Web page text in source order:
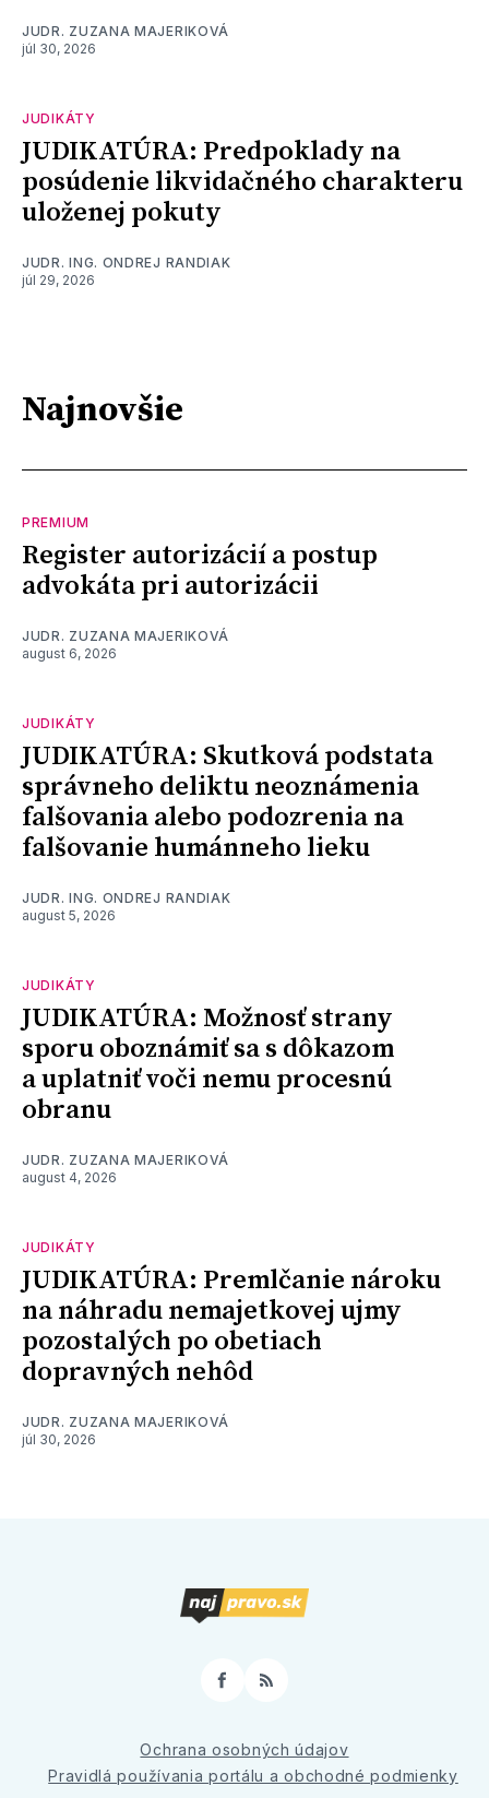
JUDR. ZUZANA MAJERIKOVÁ
júl 30, 2026
JUDIKÁTY
JUDIKATÚRA: Predpoklady na
posúdenie likvidačného charakteru
uloženej pokuty
JUDR. ING. ONDREJ RANDIAK
júl 29, 2026
Najnovšie
PREMIUM
Register autorizácií a postup
advokáta pri autorizácii
JUDR. ZUZANA MAJERIKOVÁ
august 6, 2026
JUDIKÁTY
JUDIKATÚRA: Skutková podstata
správneho deliktu neoznámenia
falšovania alebo podozrenia na
falšovanie humánneho lieku
JUDR. ING. ONDREJ RANDIAK
august 5, 2026
JUDIKÁTY
JUDIKATÚRA: Možnosť strany
sporu oboznámiť sa s dôkazom
a uplatniť voči nemu procesnú
obranu
JUDR. ZUZANA MAJERIKOVÁ
august 4, 2026
JUDIKÁTY
JUDIKATÚRA: Premlčanie nároku
na náhradu nemajetkovej ujmy
pozostalých po obetiach
dopravných nehôd
JUDR. ZUZANA MAJERIKOVÁ
júl 30, 2026
Facebook
RSS
Ochrana osobných údajov
Pravidlá používania portálu a obchodné podmienky